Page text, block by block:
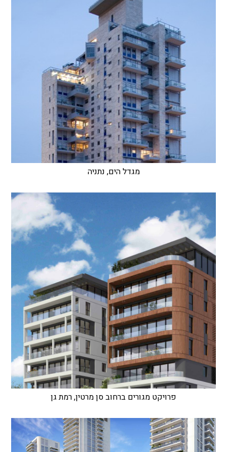
מגדל הים, נתניה
פרויקט מגורים ברחוב סן מרטין, רמת גן